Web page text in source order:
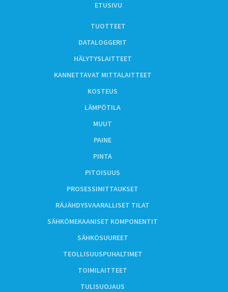
ETUSIVU
TUOTTEET
DATALOGGERIT
HÄLYTYSLAITTEET
KANNETTAVAT MITTALAITTEET
KOSTEUS
LÄMPÖTILA
MUUT
PAINE
PINTA
PITOISUUS
PROSESSIMITTAUKSET
RÄJÄHDYSVAARALLISET TILAT
SÄHKÖMEKAANISET KOMPONENTIT
SÄHKÖSUUREET
TEOLLISUUSPUHALTIMET
TOIMILAITTEET
TULISUOJAUS